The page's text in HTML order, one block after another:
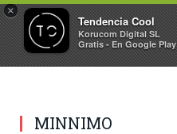
×
Tendencia Cool
Korucom Digital SL
Gratis - En Google Play
MINNIMO